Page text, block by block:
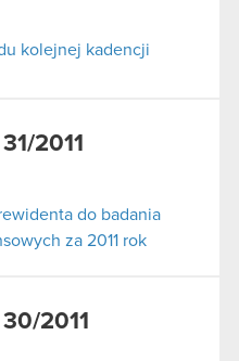
kolejnej kadencji
2011
do badania
za 2011 rok
2011